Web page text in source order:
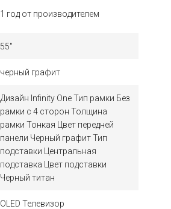
1 год от производителем
55"
черный графит
Дизайн Infinity One Тип рамки Без
рамки с 4 сторон Толщина
рамки Тонкая Цвет передней
панели Черный графит Тип
подставки Центральная
подставка Цвет подставки
Черный титан
OLED Телевизор